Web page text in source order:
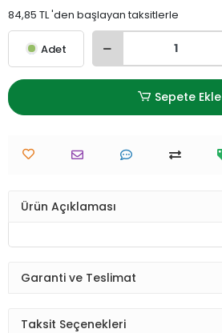
84,85 TL 'den başlayan taksitlerle
Adet
Sepete Ekle
Ürün Açıklaması
Garanti ve Teslimat
Taksit Seçenekleri